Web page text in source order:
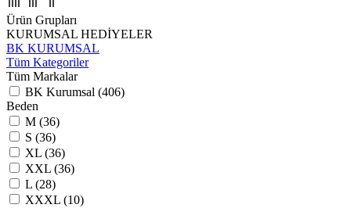
Ürün Grupları
KURUMSAL HEDİYELER
BK KURUMSAL
Tüm Kategoriler
Tüm Markalar
BK Kurumsal (406)
Beden
M (36)
S (36)
XL (36)
XXL (36)
L (28)
XXXL (10)